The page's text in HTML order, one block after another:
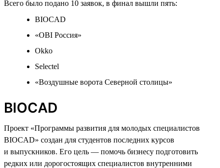
Всего было подано 10 заявок, в финал вышли пять:
BIOCAD
«OBI Россия»
Okko
Selectel
«Воздушные ворота Северной столицы»
BIOCAD
Проект «Программы развития для молодых специалистов
BIOCAD» создан для студентов последних курсов
и выпускников. Его цель — помочь бизнесу подготовить
редких или дорогостоящих специалистов внутренними